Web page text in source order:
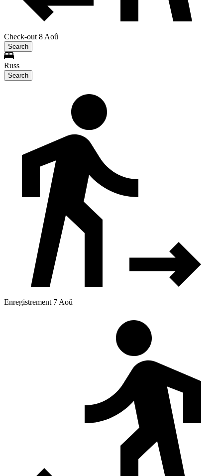
Check-out 8 Aoû
Search
Russ
Search
Enregistrement 7 Aoû